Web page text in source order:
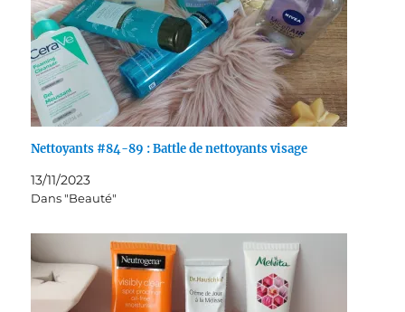
Nettoyants #84-89 : Battle de nettoyants visage
13/11/2023
Dans "Beauté"